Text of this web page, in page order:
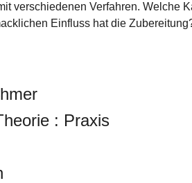
verschiedenen Verfahren. Welche
Einfluss hat die
: Praxis